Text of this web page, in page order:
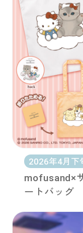
2026年4月下
mofusand×
ートバッグ